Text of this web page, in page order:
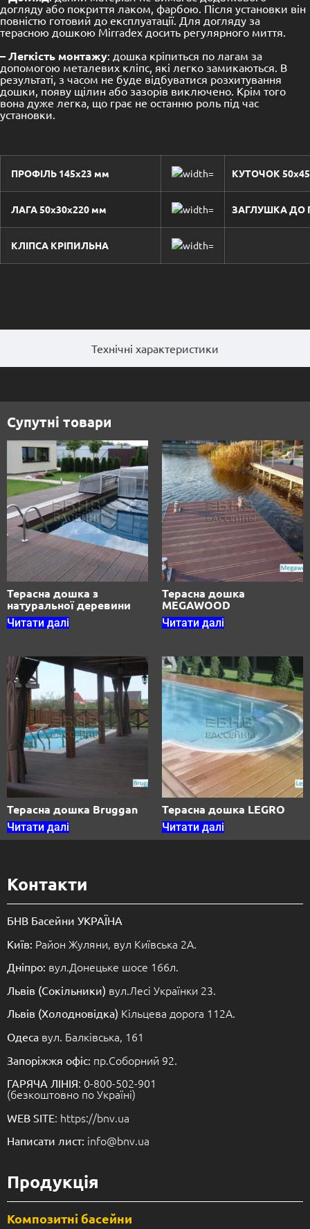
Технічні характеристики
догляду або покриття лаком, фарбою. Після установки він
повністю готовий до експлуатації. Для догляду за
терасною дошкою Mirradex досить регулярного миття.
– Легкість монтажу: дошка кріпиться по лагам за
допомогою металевих кліпс, які легко замикаються. В
результаті, з часом не буде відбуватися розхитування
дошки, появу щілин або зазорів виключено. Крім того
вона дуже легка, що грає не останню роль під час
установки.
ПРОФІЛЬ 145х23 мм КУТОЧОК
ЛАГА 50х30х220 мм ЗАГЛУШКА ДО
КЛІПСА КРІПИЛЬНА
Супутні товари
Терасна дошка з
натуральної деревини
Читати далі
Терасна дошка
MEGAWOOD
Читати далі
Терасна дошка Bruggan
Читати далі
Терасна дошка LEGRO
Читати далі
Контакти
БНВ Басейни УКРАЇНА
Київ: Район Жуляни, вул Київська 2А.
Дніпро: вул.Донецьке шосе 166л.
Львів (Сокільники) вул.Лесі Українки 23.
Львів (Холодновідка) Кільцева дорога 112А.
Одеса вул. Балківська, 161
Запоріжжя офіс: пр.Соборний 92.
ГАРЯЧА ЛІНІЯ: 0-800-502-901
(безкоштовно по Україні)
WEB SITE: https://bnv.ua
Написати лист: info@bnv.ua
Продукція
Композитні басейни